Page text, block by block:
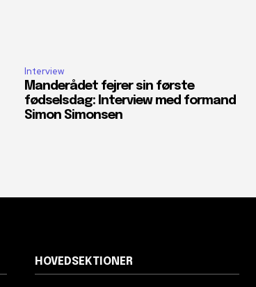
Interview
Manderådet fejrer sin første
fødselsdag: Interview med formand
Simon Simonsen
HOVEDSEKTIONER